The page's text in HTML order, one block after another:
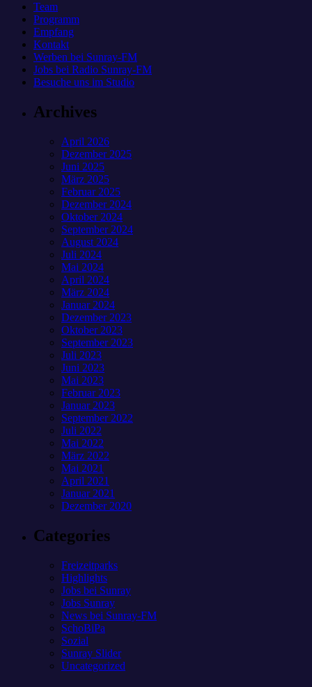
Team
Programm
Empfang
Kontakt
Werben bei Sunray-FM
Jobs bei Radio Sunray-FM
Besuche uns im Studio
Archives
April 2026
Dezember 2025
Juni 2025
März 2025
Februar 2025
Dezember 2024
Oktober 2024
September 2024
August 2024
Juli 2024
Mai 2024
April 2024
März 2024
Januar 2024
Dezember 2023
Oktober 2023
September 2023
Juli 2023
Juni 2023
Mai 2023
Februar 2023
Januar 2023
September 2022
Juli 2022
Mai 2022
März 2022
Mai 2021
April 2021
Januar 2021
Dezember 2020
Categories
Freizeitparks
Highlights
Jobs bei Sunray
Jobs Sunray
News bei Sunray-FM
SchoBiPa
Sozial
Sunray Slider
Uncategorized